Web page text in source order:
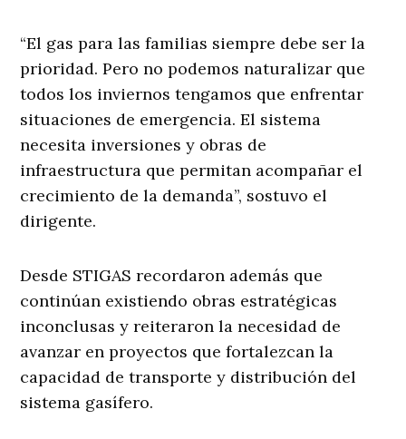
“El gas para las familias siempre debe ser la
prioridad. Pero no podemos naturalizar que
todos los inviernos tengamos que enfrentar
situaciones de emergencia. El sistema
necesita inversiones y obras de
infraestructura que permitan acompañar el
crecimiento de la demanda”, sostuvo el
dirigente.
Desde STIGAS recordaron además que
continúan existiendo obras estratégicas
inconclusas y reiteraron la necesidad de
avanzar en proyectos que fortalezcan la
capacidad de transporte y distribución del
sistema gasífero.